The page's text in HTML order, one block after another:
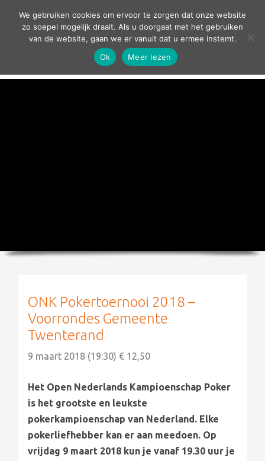
contact
ONK Pokertoernooi 2018 –
Voorrondes Gemeente
Twenterand
9 maart 2018 (19:30) € 12,50
Het Open Nederlands Kampioenschap Poker
is het grootste en leukste
pokerkampioenschap van Nederland. Elke
pokerliefhebber kan er aan meedoen. Op
vrijdag 9 maart 2018 kun je vanaf 19.30 uur je
We gebruiken cookies om ervoor te zorgen dat onze website
zo soepel mogelijk draait. Als u doorgaat met het gebruiken
van de website, gaan we er vanuit dat u ermee instemt.
Ok
Meer lezen